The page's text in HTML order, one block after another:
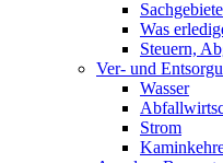
Sachgebiete
Was
Steuern,
Ver- und
Wasser
Strom